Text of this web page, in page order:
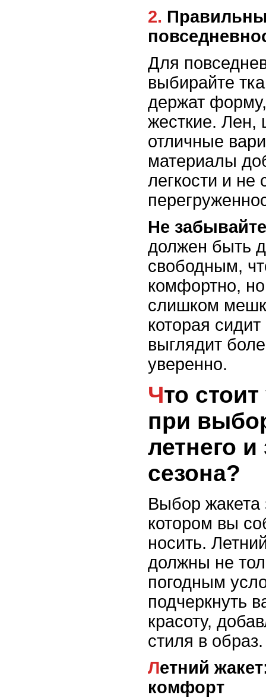
2. Правильные ткани для
Для
выбирайте
держат
жесткие. Лен,
отличные
материалы
легкости и
Не
должен быть
свободным,
комфортно,
слишком
которая
выглядит
уверенно.
Что стоит учитывать
при
летнего и
сезона?
Выбор жакета
котором вы
носить.
должны не
погодным
подчеркнуть
красоту,
стиля в образ.
Летний жакет: легкость и
комфорт